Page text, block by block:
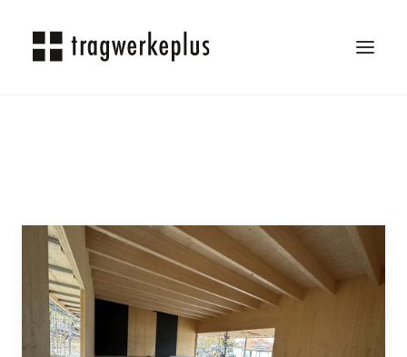
ÜBER UNS
KARRIERE
KONTAKT
SEARCH